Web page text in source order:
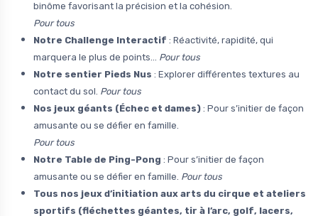
binôme favorisant la précision et la cohésion.
Pour tous
Notre Challenge Interactif : Réactivité, rapidité, qui
marquera le plus de points… Pour tous
Notre sentier Pieds Nus : Explorer différentes textures au
contact du sol. Pour tous
Nos jeux géants (Échec et dames) : Pour s’initier de façon
amusante ou se défier en famille.
Pour tous
Notre Table de Ping-Pong : Pour s’initier de façon
amusante ou se défier en famille. Pour tous
Tous nos jeux d’initiation aux arts du cirque et ateliers
sportifs (fléchettes géantes, tir à l’arc, golf, lacers,